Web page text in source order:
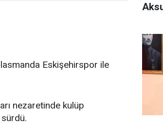
Eskişehirspor ile
nezaretinde kulüp